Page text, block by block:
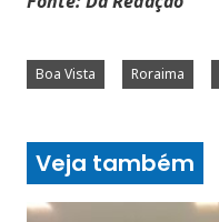
Boa Vista Roraima
Veja também